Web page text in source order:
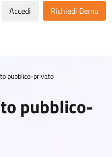
Accedi Richiedi Demo
pubblico-privato
pubblico-